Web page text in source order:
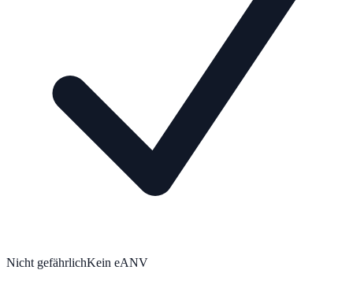
Nicht gefährlichKein eANV